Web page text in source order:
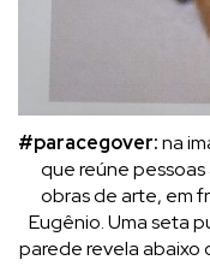
#paracegover:na
que reúne
obras de arte, em
Eugênio. Uma seta
parede revela abaixo